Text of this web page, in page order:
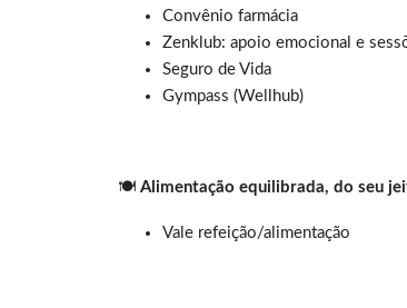
Convênio farmácia
Zenklub: apoio emocional e
Seguro de Vida
Gympass (Wellhub)
🍽️ Alimentação equilibrada, do seu
Vale refeição/alimentação